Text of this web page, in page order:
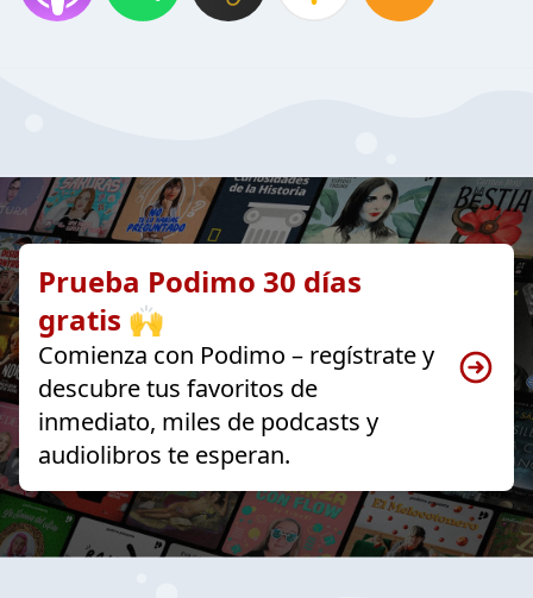
Prueba Podimo 30 días
gratis 🙌
Comienza con Podimo – regístrate y
descubre tus favoritos de
inmediato, miles de podcasts y
audiolibros te esperan.